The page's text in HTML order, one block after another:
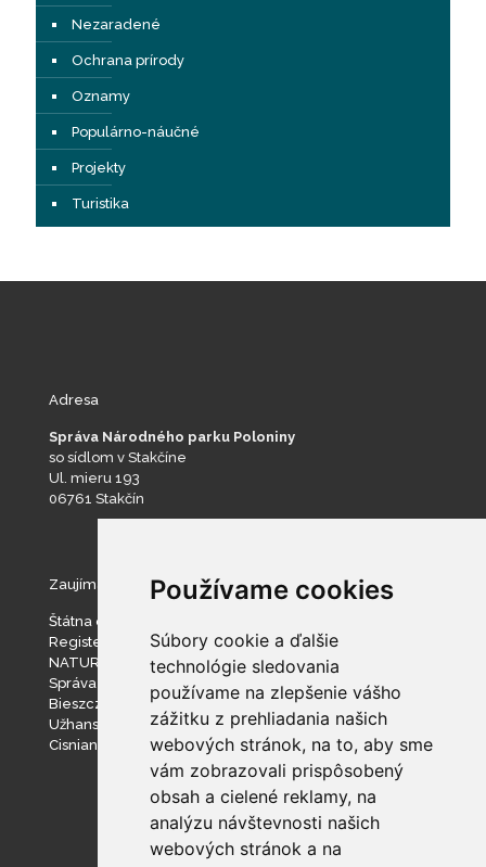
Používame cookies
Súbory cookie a ďalšie
technológie sledovania
používame na zlepšenie vášho
zážitku z prehliadania našich
webových stránok, na to, aby sme
vám zobrazovali prispôsobený
obsah a cielené reklamy, na
analýzu návštevnosti našich
webových stránok a na
Nezaradené
Ochrana prírody
Oznamy
Populárno-náučné
Projekty
Turistika
Adresa
Správa Národného parku Poloniny
so sídlom v Stakčíne
Ul. mieru 193
06761 Stakčín
Zaujímavé stránky
Štátna ochrana prírody SR
Register ponúkaného majetku štátu
NATURA 2000
Správa slovenských jaskýň
Bieszczadzki Park Narodowy
Užhanský národný prírodný park
Cisniansko-Wetlinský park krajobrazowy